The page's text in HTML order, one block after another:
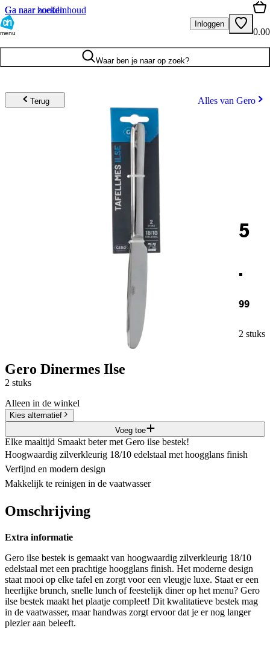
Ga naar hoofdinhoud
Ga naar zoeken
menu
Inloggen
0.00
Waar ben je naar op zoek?
Terug Alles van Gero
5
.
99
2 stuks
Gero Dinermes Ilse
2 stuks
Alleen in de winkel
Kies alternatief
Voeg toe
Elke maaltijd Smaakt beter met Gero ilse bestek!
Hoogwaardig zilverkleurig 18/10 edelstaal met hoogglans finish
Verfijnd en modern design
Makkelijk te reinigen in de vaatwasser
Omschrijving
Extra informatie
Gero ilse bestek is gemaakt van hoogwaardig zilverkleurig 18/10
edelstaal met een prachtige hoogglans finish. Het moderne design
staat mooi op elke tafel en zorgt voor een vleugje luxe. Staat er een
heerlijke brunch, snelle lunch of feestelijk diner op het menu? Gero
ilse bestek maakt het plaatje compleet! Dit kwalitatieve bestek mag
in de vaatwasser, maar handwas zorgt ervoor dat je er nog langer
plezier aan beleeft.